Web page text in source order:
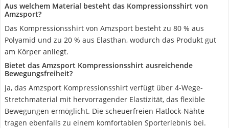
Aus welchem Material besteht das Kompressionsshirt von
Amzsport?
Das Kompressionsshirt von Amzsport besteht zu 80 % aus
Polyamid und zu 20 % aus Elasthan, wodurch das Produkt gut
am Körper anliegt.
Bietet das Amzsport Kompressionsshirt ausreichende
Bewegungsfreiheit?
Ja, das Amzsport Kompressionsshirt verfügt über 4-Wege-
Stretchmaterial mit hervorragender Elastizität, das flexible
Bewegungen ermöglicht. Die scheuerfreien Flatlock-Nähte
tragen ebenfalls zu einem komfortablen Sporterlebnis bei.